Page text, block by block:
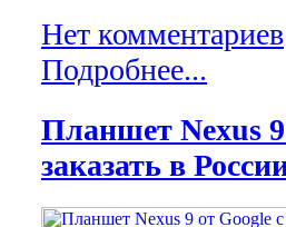
Нет комментариев
Подробнее...
Планшет Neхus
заказать в